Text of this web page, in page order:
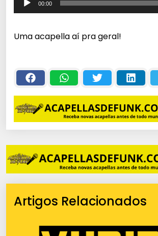
o
a
o
r
d
e
á
i
00:00
Uma acapella aí pra geral!
Artigos Relacionados